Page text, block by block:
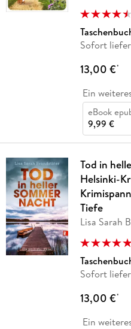
Sofort
13,00 €*
Ein
eBook
9,99 €
Tod in
Helsinki-
Tiefe
Lisa Sarah
Sofort
13,00 €*
Ein